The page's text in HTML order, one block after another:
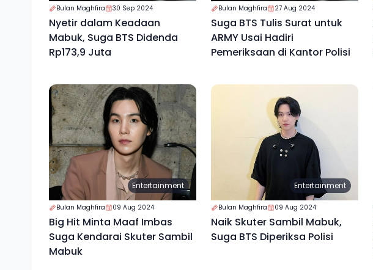
Bulan Maghfira 30 Sep 2024
Nyetir dalam Keadaan
Mabuk, Suga BTS Didenda
Rp173,9 Juta
Bulan Maghfira 27 Aug 2024
Suga BTS Tulis Surat untuk
ARMY Usai Hadiri
Pemeriksaan di Kantor Polisi
Entertainment
Bulan Maghfira 09 Aug 2024
Big Hit Minta Maaf Imbas
Suga Kendarai Skuter Sambil
Mabuk
Entertainment
Bulan Maghfira 09 Aug 2024
Naik Skuter Sambil Mabuk,
Suga BTS Diperiksa Polisi